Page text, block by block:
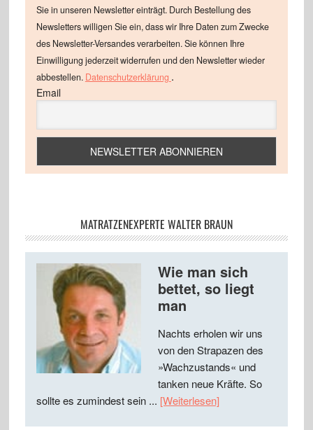
Sie in unseren Newsletter einträgt. Durch Bestellung des
Newsletters willigen Sie ein, dass wir Ihre Daten zum Zwecke
des Newsletter-Versandes verarbeiten. Sie können Ihre
Einwilligung jederzeit widerrufen und den Newsletter wieder
abbestellen. Datenschutzerklärung .
Email
MATRATZENEXPERTE WALTER BRAUN
Wie man sich
bettet, so liegt
man
Nachts erholen wir uns
von den Strapazen des
»Wachzustands« und
tanken neue Kräfte. So
sollte es zumindest sein ... [Weiterlesen]